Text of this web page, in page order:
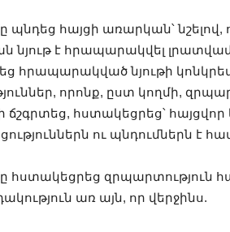
պնդեց հայցի առարկան՝ նշելով,
է հրապարակվել
հրապարակված նյութի
որոնք, ըստ կողմի,
ճշգրտեց, հստակեցրեց՝
ու պնդումներն է
հստակեցրեց զրպարտություն
առ այն, որ վերջինս.